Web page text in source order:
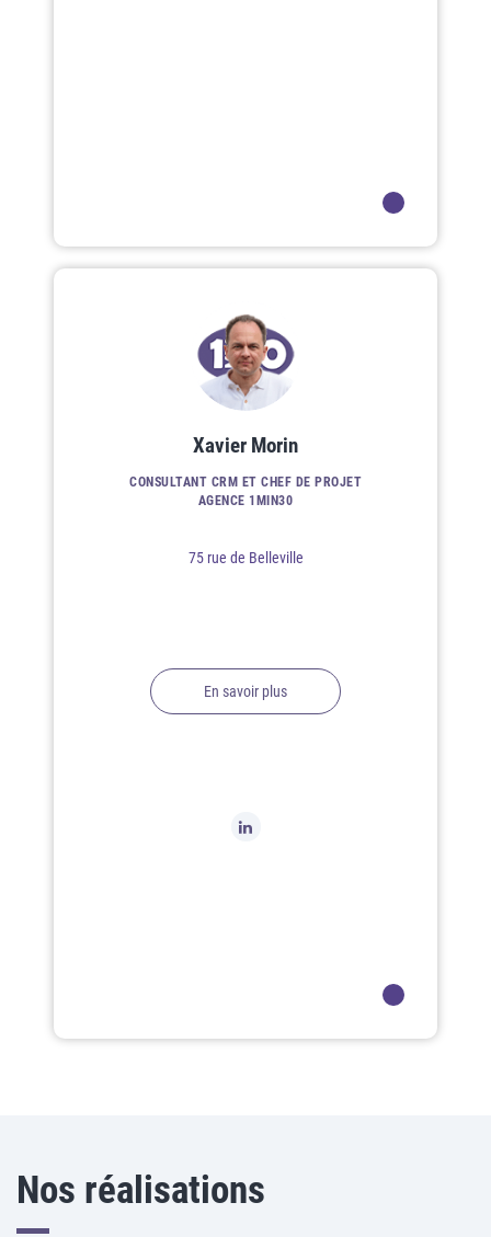
Xavier Morin
CONSULTANT CRM ET CHEF DE PROJET
AGENCE 1MIN30
75 rue de Belleville
En savoir plus
Nos réalisations